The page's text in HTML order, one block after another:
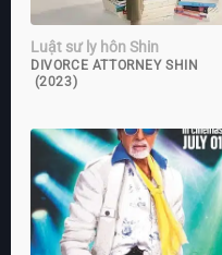
Luật sư ly hôn Shin
DIVORCE ATTORNEY SHIN
(2023)